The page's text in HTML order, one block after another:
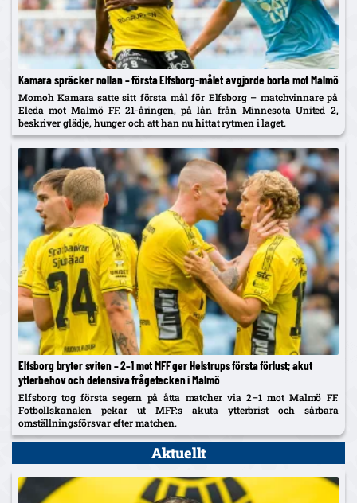
Kamara spräcker nollan – första Elfsborg-målet avgjorde borta mot Malmö
Momoh Kamara satte sitt första mål för Elfsborg – matchvinnare på
Eleda mot Malmö FF. 21-åringen, på lån från Minnesota United 2,
beskriver glädje, hunger och att han nu hittat rytmen i laget.
Elfsborg bryter sviten – 2–1 mot MFF ger Helstrups första förlust; akut
ytterbehov och defensiva frågetecken i Malmö
Elfsborg tog första segern på åtta matcher via 2–1 mot Malmö FF.
Fotbollskanalen pekar ut MFF:s akuta ytterbrist och sårbara
omställningsförsvar efter matchen.
Aktuellt